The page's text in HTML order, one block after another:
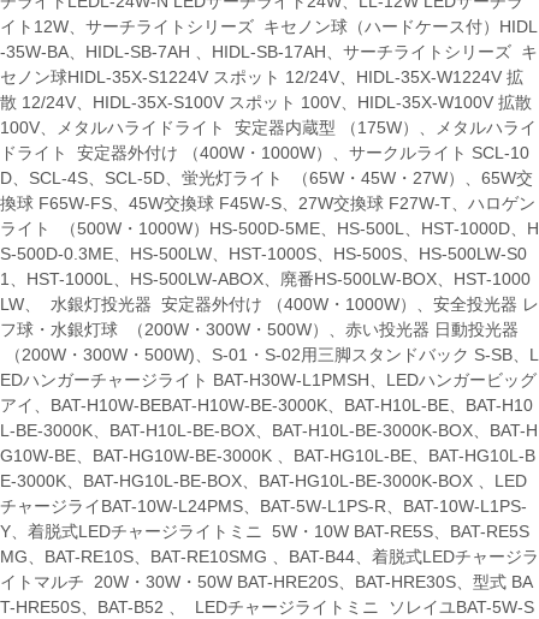
イト12W、サーチライトシリーズ キセノン球（ハードケース付）HIDL
-35W-BA、HIDL-SB-7AH 、HIDL-SB-17AH、サーチライトシリーズ キ
セノン球HIDL-35X-S1224V スポット 12/24V、HIDL-35X-W1224V 拡
散 12/24V、HIDL-35X-S100V スポット 100V、HIDL-35X-W100V 拡散
100V、メタルハライドライト 安定器内蔵型 （175W）、メタルハライ
ドライト 安定器外付け （400W・1000W）、サークルライト SCL-10
D、SCL-4S、SCL-5D、蛍光灯ライト （65W・45W・27W）、65W交
換球 F65W-FS、45W交換球 F45W-S、27W交換球 F27W-T、ハロゲン
ライト （500W・1000W）HS-500D-5ME、HS-500L、HST-1000D、H
S-500D-0.3ME、HS-500LW、HST-1000S、HS-500S、HS-500LW-S0
1、HST-1000L、HS-500LW-ABOX、廃番HS-500LW-BOX、HST-1000
LW、 水銀灯投光器 安定器外付け （400W・1000W）、安全投光器 レ
フ球・水銀灯球 （200W・300W・500W）、赤い投光器 日動投光器
（200W・300W・500W)、S-01・S-02用三脚スタンドバック S-SB、L
EDハンガーチャージライト BAT-H30W-L1PMSH、LEDハンガービッグ
アイ、BAT-H10W-BEBAT-H10W-BE-3000K、BAT-H10L-BE、BAT-H10
L-BE-3000K、BAT-H10L-BE-BOX、BAT-H10L-BE-3000K-BOX、BAT-H
G10W-BE、BAT-HG10W-BE-3000K 、BAT-HG10L-BE、BAT-HG10L-B
E-3000K、BAT-HG10L-BE-BOX、BAT-HG10L-BE-3000K-BOX 、LED
チャージライBAT-10W-L24PMS、BAT-5W-L1PS-R、BAT-10W-L1PS-
Y、着脱式LEDチャージライトミニ 5W・10W BAT-RE5S、BAT-RE5S
MG、BAT-RE10S、BAT-RE10SMG 、BAT-B44、着脱式LEDチャージラ
イトマルチ 20W・30W・50W BAT-HRE20S、BAT-HRE30S、型式 BA
T-HRE50S、BAT-B52 、 LEDチャージライトミニ ソレイユBAT-5W-S